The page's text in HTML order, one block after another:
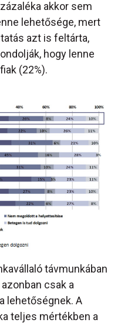
akkor sem
lehetősége, mert
azt is feltárta,
hogy lenne
(22%).
távmunkában
csak a
lehetőségnek. A
teljes mértékben a